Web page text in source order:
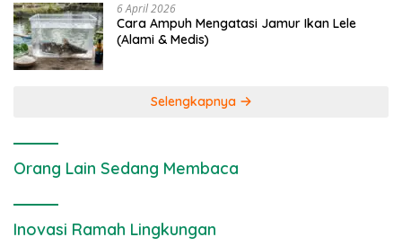
6 April 2026
Cara Ampuh Mengatasi Jamur Ikan Lele
(Alami & Medis)
Selengkapnya
Orang Lain Sedang Membaca
Inovasi Ramah Lingkungan